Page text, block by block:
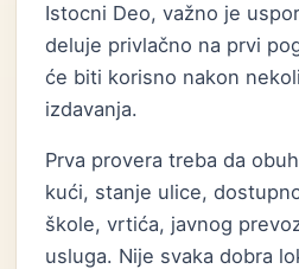
Istocni Deo, važno je
deluje privlačno na prvi
će biti korisno nakon
izdavanja.
Prva provera treba da
kući, stanje ulice,
škole, vrtića, javnog
usluga. Nije svaka dobra